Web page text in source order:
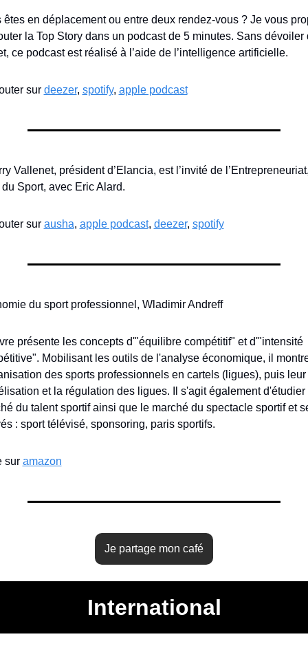
êtes en déplacement ou entre deux rendez-vous ? Je vous
la Top Story dans un podcast de 5 minutes. Sans dévoiler
ce podcast est réalisé à l’aide de l’intelligence artificielle.
sur deezer, spotify, apple podcast
Vallenet, président d’Elancia, est l’invité de
du Sport, avec Eric Alard.
sur ausha, apple podcast, deezer, spotify
du sport professionnel, Wladimir Andreff
présente les concepts d'"équilibre compétitif" et d'"intensité
Mobilisant les outils de l'analyse économique, il
des sports professionnels en cartels (ligues), puis leur
et la régulation des ligues. Il s'agit également d'étudier
du talent sportif ainsi que le marché du spectacle sportif et
: sport télévisé, sponsoring, paris sportifs.
sur amazon
Je partage mon café
International